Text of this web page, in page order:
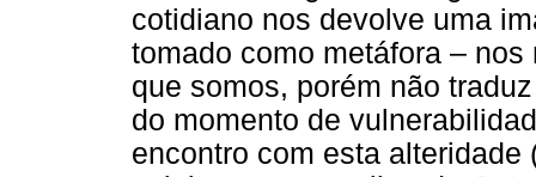
cotidiano nos devolve uma
tomado como metáfora –
que somos, porém não
do momento de
encontro com esta alteridade